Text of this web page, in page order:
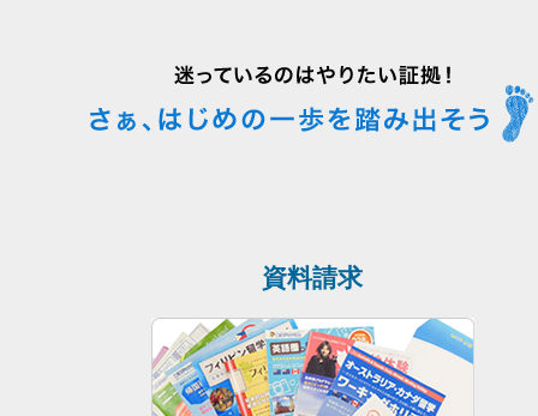
資料請求